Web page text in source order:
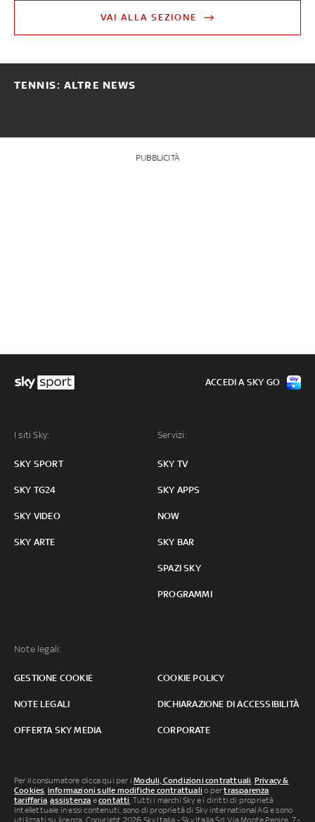
VAI ALLA SEZIONE
TENNIS: ALTRE NEWS
PUBBLICITÀ
I siti Sky:
SKY SPORT
SKY TG24
SKY VIDEO
SKY ARTE
Servizi:
SKY TV
SKY APPS
NOW
SKY BAR
SPAZI SKY
PROGRAMMI
Note legali:
GESTIONE COOKIE COOKIE POLICY
NOTE LEGALI DICHIARAZIONE DI ACCESSIBILITÀ
OFFERTA SKY MEDIA CORPORATE
ACCEDI A SKY GO
Per il consumatore clicca qui per iModuli, Condizioni contrattuali, Privacy &
Cookies, informazioni sulle modifiche contrattuali o pertrasparenza
tariffaria,assistenza econtatti. Tutti i marchi Sky e i diritti di proprietà
intellettuale in essi contenuti, sono di proprietà di Sky international AG e sono